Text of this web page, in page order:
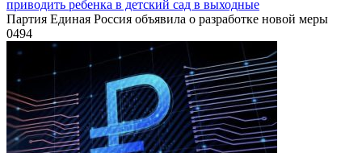
приводить ребенка в детский сад в выходные
Партия Единая Россия объявила о разработке новой меры
0494